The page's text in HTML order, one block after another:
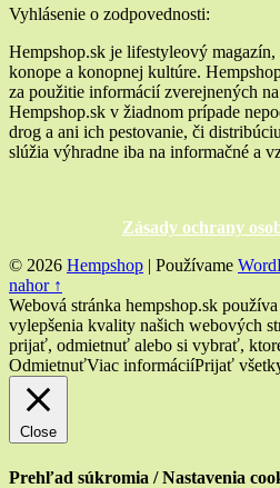
Vyhlásenie o zodpovednosti:
Hempshop.sk je lifestyleový
konope a konopnej kultúre.
za použitie informácií zverejnených
Hempshop.sk v žiadnom prípade
drog a ani ich pestovanie, či
slúžia výhradne iba na informačné a
Zásady ochrany
© 2026 Hempshop | Používame
nahor ↑
Webová stránka hempshop.sk
vylepšenia kvality našich webových
prijať, odmietnuť alebo si vybrať,
OdmietnuťViac informáciíPrijať
Close
Prehľad súkromia / Nastavenia